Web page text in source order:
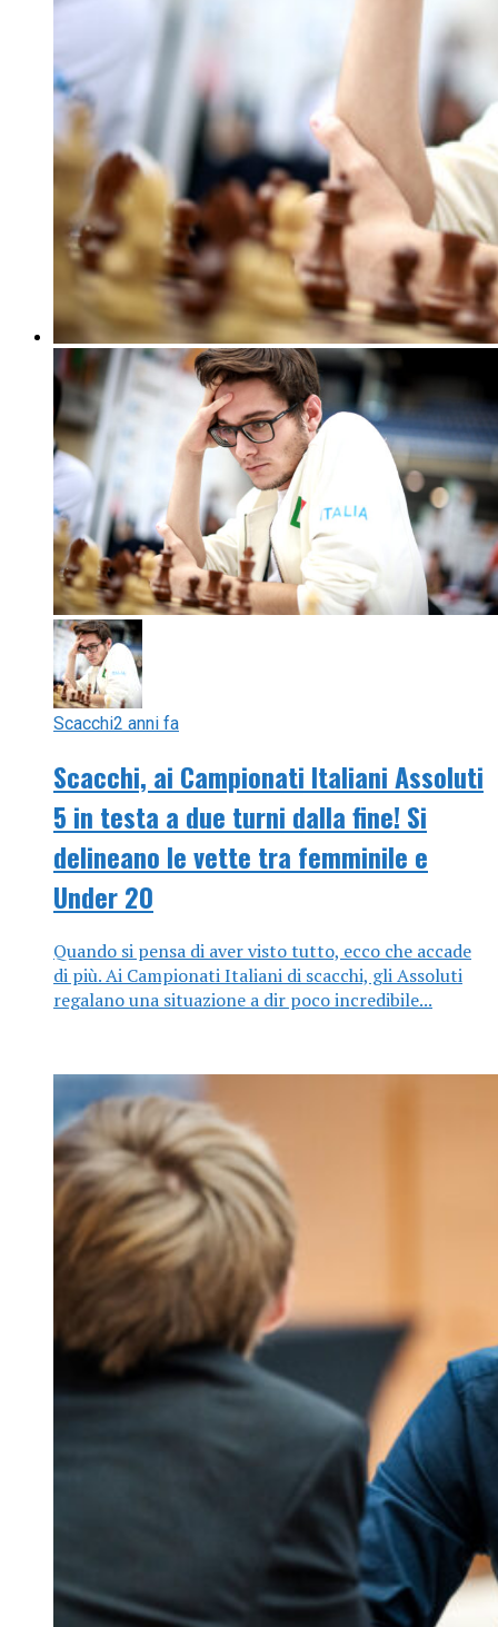
Scacchi2 anni fa
Scacchi, ai Campionati Italiani Assoluti
5 in testa a due turni dalla fine! Si
delineano le vette tra femminile e
Under 20
Quando si pensa di aver visto tutto, ecco che accade
di più. Ai Campionati Italiani di scacchi, gli Assoluti
regalano una situazione a dir poco incredibile...